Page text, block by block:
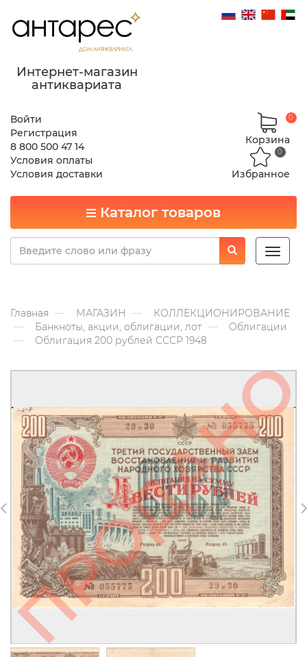
Интернет-магазин
антиквариата
Войти
Регистрация
8 800 500 47 14
Условия оплаты
Условия доставки
Корзина
0
Избранное
0
Каталог товаров
Toggle
Главная МАГАЗИН
КОЛЛЕКЦИОНИРОВАНИЕ
Банкноты, акции, облигации, лот
Облигации
Облигация 200 рублей СССР 1948